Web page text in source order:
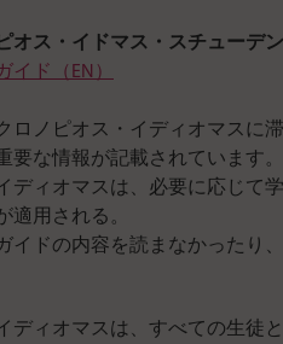
オス・イドマス・スチューデ
イド（EN）
ロノピオス・イディオマスに
要な情報が記載されています。
ディオマスは、必要に応じて
適用される。
イドの内容を読まなかったり
ディオマスは、すべての生徒